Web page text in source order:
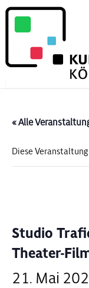
« Alle
Diese
Studio
Theater-
21. Mai